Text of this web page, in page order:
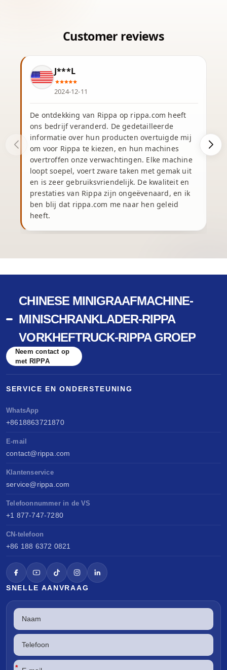
J***L
2024-12-11
De ontdekking van Rippa op rippa.com heeft
ons bedrijf veranderd. De gedetailleerde
informatie over hun producten overtuigde mij
om voor Rippa te kiezen, en hun machines
overtroffen onze verwachtingen. Elke machine
loopt soepel, voert zware taken met gemak uit
en is zeer gebruiksvriendelijk. De kwaliteit en
prestaties van Rippa zijn ongeëvenaard, en ik
ben blij dat rippa.com me naar hen geleid
heeft.
CHINESE MINIGRAAFMACHINE-
MINISCHRANKLADER-RIPPA
VORKHEFTRUCK-RIPPA GROEP
Neem contact op
met RIPPA
SERVICE EN ONDERSTEUNING
WhatsApp
+8618863721870
E-mail
contact@rippa.com
Klantenservice
service@rippa.com
Telefoonnummer in de VS
+1 877-747-7280
CN-telefoon
+86 188 6372 0821
SNELLE AANVRAAG
*